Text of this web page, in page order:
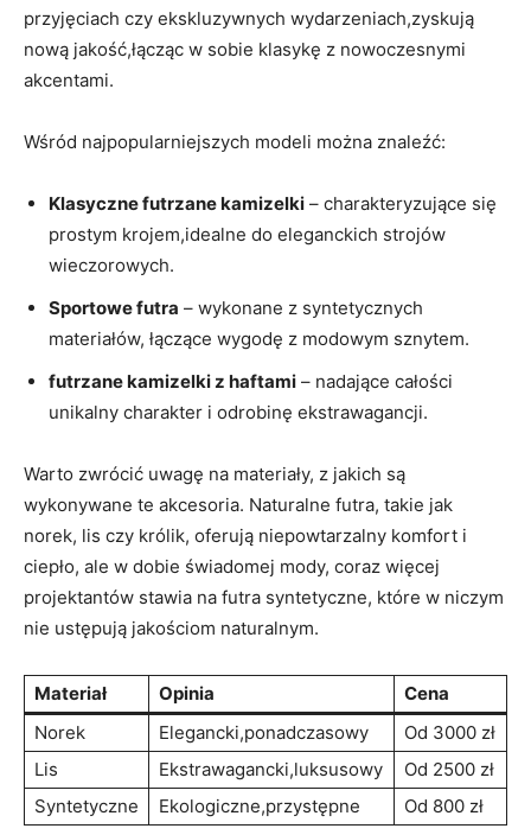
przyjęciach czy ekskluzywnych wydarzeniach,zyskują
nową jakość,łącząc w sobie klasykę z nowoczesnymi
akcentami.
Wśród najpopularniejszych modeli można znaleźć:
Klasyczne futrzane kamizelki – charakteryzujące się
prostym krojem,idealne do eleganckich strojów
wieczorowych.
Sportowe futra – wykonane z syntetycznych
materiałów, łączące wygodę z modowym sznytem.
futrzane kamizelki z haftami – nadające całości
unikalny charakter i odrobinę ekstrawagancji.
Warto zwrócić uwagę na materiały, z jakich są
wykonywane te akcesoria. Naturalne futra, takie jak
norek, lis czy królik, oferują niepowtarzalny komfort i
ciepło, ale w dobie świadomej mody, coraz więcej
projektantów stawia na futra syntetyczne, które w niczym
nie ustępują jakościom naturalnym.
Materiał Opinia
Cena
Norek
Elegancki,ponadczasowy
Od 3000 zł
Lis
Ekstrawagancki,luksusowy
Od 2500 zł
Syntetyczne
Ekologiczne,przystępne Od 800 zł